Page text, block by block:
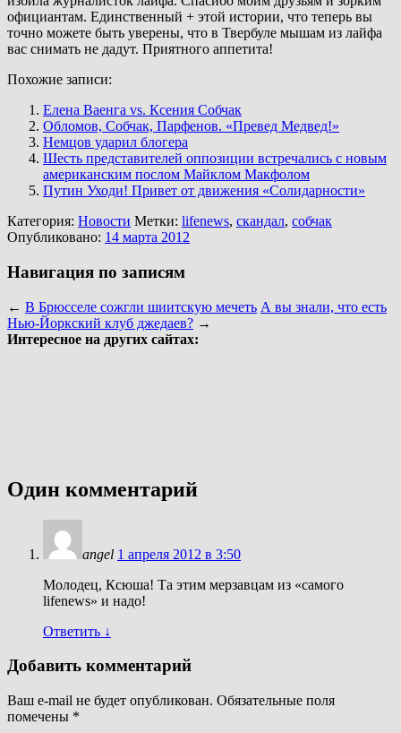
официантам. Единственный + этой истории, что теперь вы
точно можете быть уверены, что в Твербуле мышам из лайфа
вас снимать не дадут. Приятного аппетита!
Похожие записи:
Елена Ваенга vs. Ксения Собчак
Обломов, Собчак, Парфенов. «Превед Медвед!»
Немцов ударил блогера
Шесть представителей оппозиции встречались с новым
американским послом Майклом Макфолом
Путин Уходи! Привет от движения «Солидарности»
Категория: Новости Метки: lifenews, скандал, собчак
Опубликовано: 14 марта 2012
Навигация по записям
← В Брюсселе сожгли шиитскую мечеть А вы знали, что есть
Нью-Йоркский клуб джедаев? →
Интересное на других сайтах:
Один комментарий
angel 1 апреля 2012 в 3:50
Молодец, Ксюша! Та этим мерзавцам из «самого
lifenews» и надо!
Ответить ↓
Добавить комментарий
Ваш e-mail не будет опубликован. Обязательные поля
помечены *